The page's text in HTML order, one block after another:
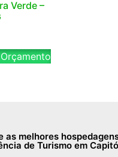
Verde –
Orçamento
as melhores
de Turismo em